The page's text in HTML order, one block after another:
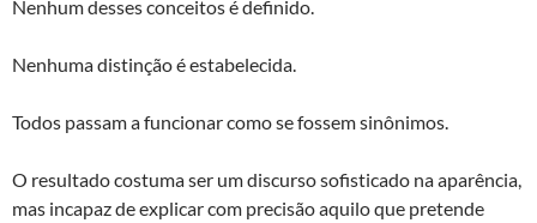
Nenhum desses conceitos é definido.
Nenhuma distinção é estabelecida.
Todos passam a funcionar como se fossem sinônimos.
O resultado costuma ser um discurso sofisticado na aparência,
mas incapaz de explicar com precisão aquilo que pretende